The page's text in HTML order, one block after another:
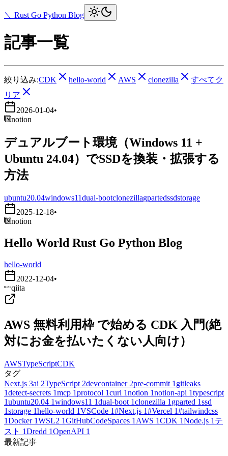
＼ Rust Go Python Blog
記事一覧
絞り込み:CDK hello-world AWS clonezilla
すべてク
リア
2026-01-04•
notion
デュアルブート環境（Windows 11 +
Ubuntu 24.04）でSSDを換装・拡張する
方法
ubuntu20.04windows11dual-bootclonezillagpartedssdstorage
2025-12-18•
notion
Hello World Rust Go Python Blog
hello-world
2022-12-04•
qiita
AWS 無料利用枠 で始める CDK 入門(絶
対にお金を払いたくない人向け）
AWSTypeScriptCDK
タグ
Next.js 3ai 2TypeScript 2devcontainer 2pre-commit 1 gitleaks
1detect-secrets 1mcp 1protocol 1curl 1notion 1notion-api 1typescript
1ubuntu20.04 1windows11 1dual-boot 1clonezilla 1 gparted 1ssd
1storage 1hello-world 1VSCode 1#Next.js 1#Vercel 1#tailwindcss
1Docker 1WSL2 1GitHubCodeSpaces 1 AWS 1CDK 1Node.js 1 テ
スト 1Dredd 1OpenAPI 1
最新記事